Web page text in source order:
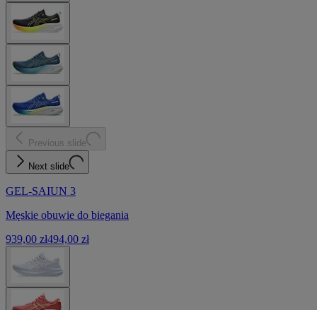
Previous slide
Next slide
GEL-SAIUN 3
Męskie obuwie do biegania
939,00 zł494,00 zł